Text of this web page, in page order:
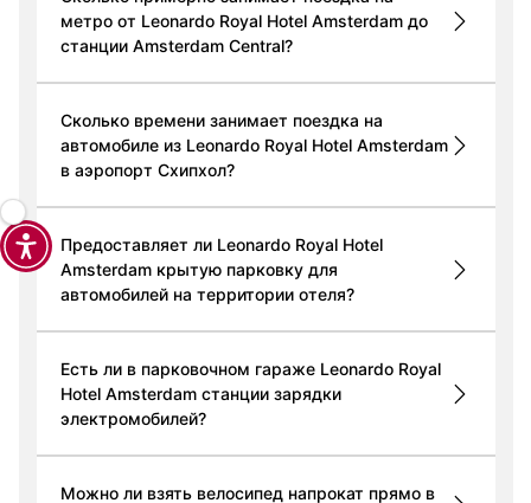
метро от Leonardo Royal Hotel Amsterdam до
станции Amsterdam Central?
Сколько времени занимает поездка на
автомобиле из Leonardo Royal Hotel Amsterdam
в аэропорт Схипхол?
Предоставляет ли Leonardo Royal Hotel
Amsterdam крытую парковку для
автомобилей на территории отеля?
Есть ли в парковочном гараже Leonardo Royal
Hotel Amsterdam станции зарядки
электромобилей?
Можно ли взять велосипед напрокат прямо в